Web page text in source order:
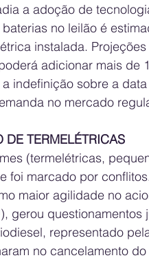
a adoção de
no leilão é
instalada.
adicionar mais de
indefinição sobre a
no mercado
DE TERMELÉTRICAS
(termelétricas,
foi marcado por
maior agilidade no
gerou
representado
no cancelamento